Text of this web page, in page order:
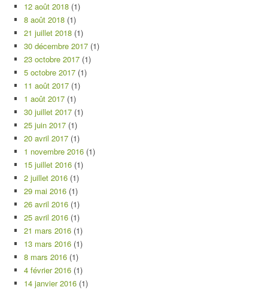
12 août 2018 (1)
8 août 2018 (1)
21 juillet 2018 (1)
30 décembre 2017 (1)
23 octobre 2017 (1)
5 octobre 2017 (1)
11 août 2017 (1)
1 août 2017 (1)
30 juillet 2017 (1)
25 juin 2017 (1)
20 avril 2017 (1)
1 novembre 2016 (1)
15 juillet 2016 (1)
2 juillet 2016 (1)
29 mai 2016 (1)
26 avril 2016 (1)
25 avril 2016 (1)
21 mars 2016 (1)
13 mars 2016 (1)
8 mars 2016 (1)
4 février 2016 (1)
14 janvier 2016 (1)